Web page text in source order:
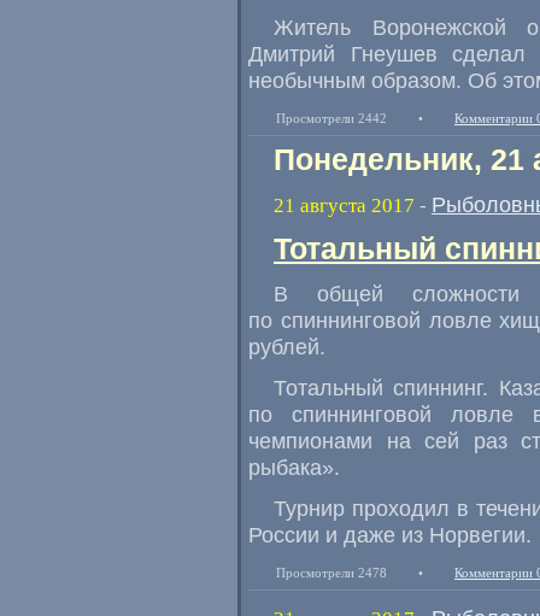
Житель Воронежской
Дмитрий Гнеушев сделал
необычным образом. Об
Просмотрели 2442 • Комментарии
Понедельник, 21
21 августа 2017 -
Тотальный
В общей сложности
по спиннинговой ловле
рублей.
Тотальный спиннинг.
по спиннинговой ловле
чемпионами на сей раз
рыбака».
Турнир проходил в
России и даже из Норвегии.
Просмотрели 2478 • Комментарии